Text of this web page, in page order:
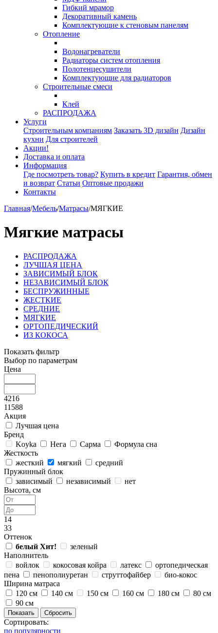
Гибкий мрамор
Декоративный камень
Комплектующие к стеновым панелям
Отопление
Водонагреватели
Радиаторы систем отопления
Полотенцесушители
Комплектующие для радиаторов
Строительные смеси
Клей
РАСПРОДАЖА
Услуги
Строительным компаниям Заказать 3D дизайн Дизайн
кухни Для строителей
Акции!
Доставка и оплата
Информация
Где посмотреть товар? Купить в кредит Гарантия, обмен
и возврат Статьи Оптовые продажи
Контакты
Главная/Мебель/Матрасы/МЯГКИЕ
Мягкие матрасы
РАСПРОДАЖА
ЛУЧШАЯ ЦЕНА
ЗАВИСИМЫЙ БЛОК
НЕЗАВИСИМЫЙ БЛОК
БЕСПРУЖИННЫЕ
ЖЕСТКИЕ
СРЕДНИЕ
МЯГКИЕ
ОРТОПЕДИЧЕСКИЙ
ИЗ КОКОСА
Показать фильтр
Выбор по параметрам
Цена
4216
11588
Акция
Лучшая цена
Бренд
Koyka
Нега Сарма
Формула сна
Жесткость
жесткий
мягкий
средний
Пружинный блок
зависимый
независимый
нет
Высота, см
14
33
Оттенок
белый Хит!
зеленый
Наполнитель
войлок
кокосовая койра латекс
ортопедическая
пена
пенополиуретан струттофайбер
био-кокос
Ширина матраса
120 см
140 см 150 см 160 см 180 см
80 см
90 см
Сортировать:
по популярности